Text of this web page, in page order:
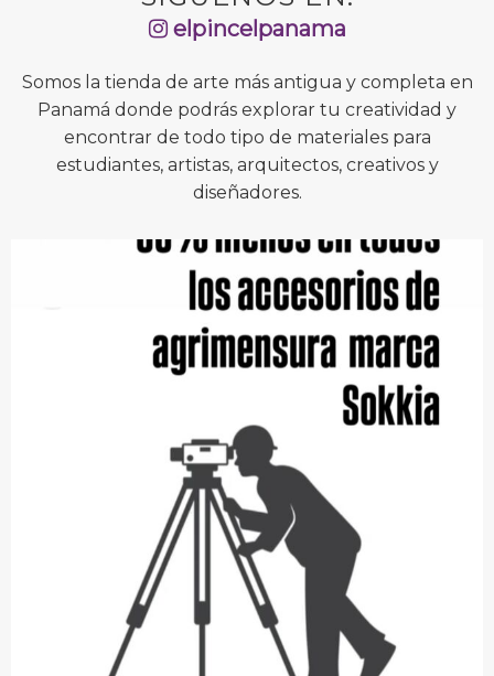
elpincelpanama
Somos la tienda de arte más antigua y completa en
Panamá donde podrás explorar tu creatividad y
encontrar de todo tipo de materiales para
estudiantes, artistas, arquitectos, creativos y
diseñadores.